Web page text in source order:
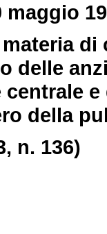
maggio
delle
della
n. 136)